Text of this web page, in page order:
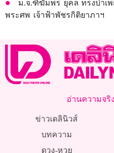
ม.จ.ฑิฆัมพร ยุคล ทรงบำเ
พระศพ เจ้าฟ้าพัชรกิติยาภาฯ
อ่านความจริ
ข่าวเดลินิวส์
บทความ
ดวง-หวย